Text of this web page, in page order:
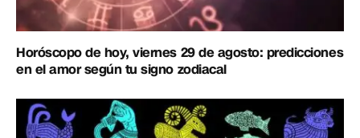
Horóscopo de hoy, viernes 29 de agosto: predicciones
en el amor según tu signo zodiacal